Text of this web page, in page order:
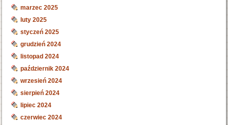
marzec 2025
luty 2025
styczeń 2025
grudzień 2024
listopad 2024
październik 2024
wrzesień 2024
sierpień 2024
lipiec 2024
czerwiec 2024